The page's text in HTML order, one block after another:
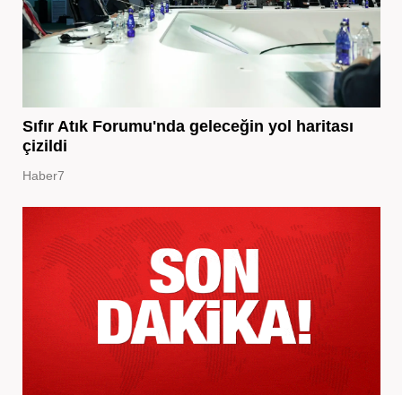
Sıfır Atık Forumu'nda geleceğin yol haritası
çizildi
Haber7